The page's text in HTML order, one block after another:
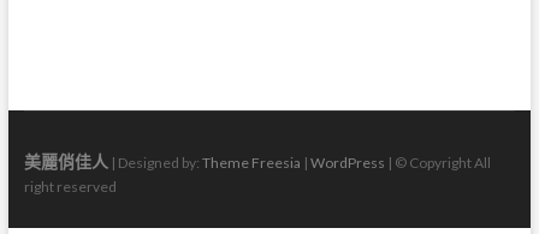
美麗俏佳人| Designed by: Theme Freesia | WordPress | © Copyright All
right reserved